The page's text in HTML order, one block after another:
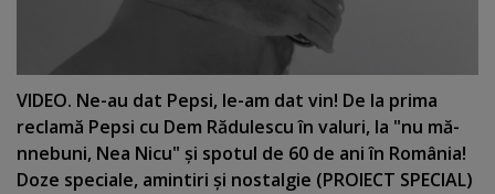
VIDEO. Ne-au dat Pepsi, le-am dat vin! De la prima
reclamă Pepsi cu Dem Rădulescu în valuri, la "nu mă-
nnebuni, Nea Nicu" şi spotul de 60 de ani în România!
Doze speciale, amintiri şi nostalgie (PROIECT SPECIAL)